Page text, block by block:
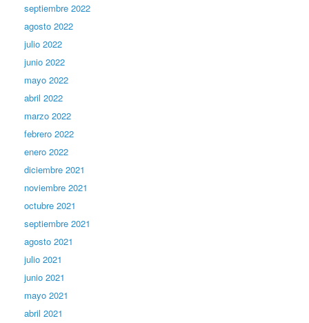
septiembre 2022
agosto 2022
julio 2022
junio 2022
mayo 2022
abril 2022
marzo 2022
febrero 2022
enero 2022
diciembre 2021
noviembre 2021
octubre 2021
septiembre 2021
agosto 2021
julio 2021
junio 2021
mayo 2021
abril 2021